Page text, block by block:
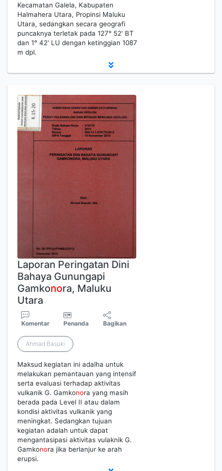
Kecamatan Galela, Kabupaten
Halmahera Utara, Propinsi Maluku
Utara, sedangkan secara geografi
puncaknya terletak pada 127° 52' BT
dan 1° 42' LU dengan ketinggian 1087
m dpl.
Laporan Peringatan Dini
Bahaya Gunungapi
Gamkonora, Maluku
Utara
Komentar Penanda Bagikan
Ahmad Basuki
Maksud kegiatan ini adalha untuk
melakukan pemantauan yang intensif
serta evaluasi terhadap aktivitas
vulkanik G. Gamkonora yang masih
berada pada Level II atau dalam
kondisi aktivitas vulkanik yang
meningkat. Sedangkan tujuan
kegiatan adalah untuk dapat
mengantasipasi aktivitas vulaknik G.
Gamkonora jika berlanjur ke arah
erupsi.